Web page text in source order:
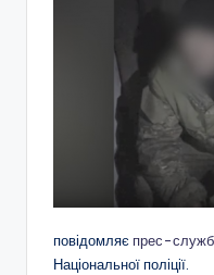
повідомляє прес-
Національної поліції.